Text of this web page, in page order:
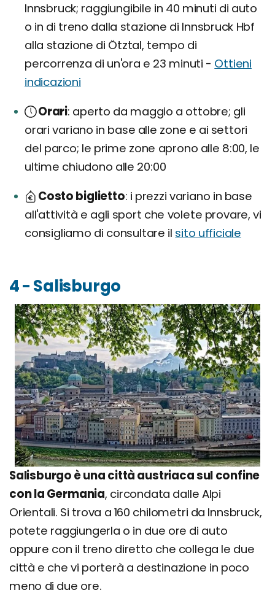
Innsbruck; raggiungibile in 40 minuti di auto
o in di treno dalla stazione di Innsbruck Hbf
alla stazione di Ötztal, tempo di
percorrenza di un'ora e 23 minuti - Ottieni
indicazioni
Orari aperto da maggio a ottobre; gli
orari variano in base alle zone e ai settori
del parco; le prime zone aprono alle 8:00, le
ultime chiudono alle 20:00
Costo biglietto i prezzi variano in base
all'attività e agli sport che volete provare, vi
consigliamo di consultare il sito ufficiale
4 - Salisburgo
Salisburgo è una città austriaca sul confine
con la Germania, circondata dalle Alpi
Orientali. Si trova a 160 chilometri da Innsbruck,
potete raggiungerla o in due ore di auto
oppure con il treno diretto che collega le due
città e che vi porterà a destinazione in poco
meno di due ore.